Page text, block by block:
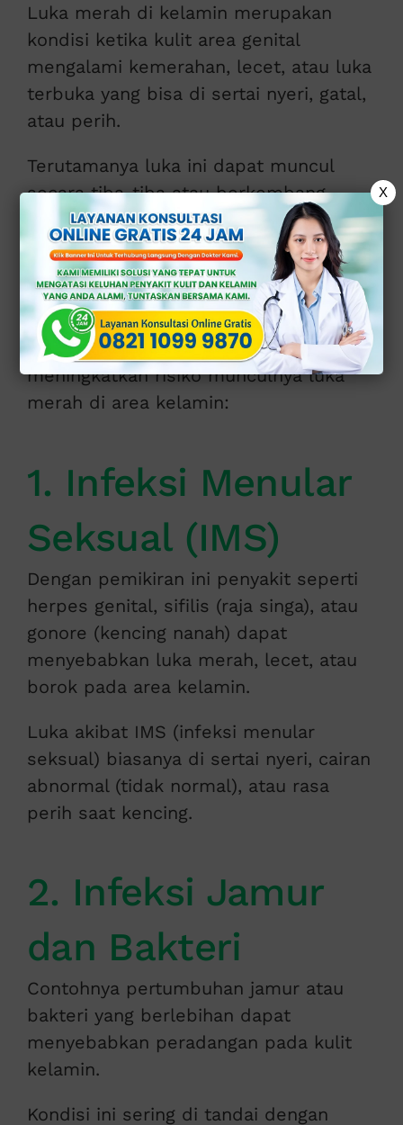
Luka merah di kelamin merupakan
kondisi ketika kulit area genital
mengalami kemerahan, lecet, atau luka
terbuka yang bisa di sertai nyeri, gatal,
atau perih.
Terutamanya luka ini dapat muncul
secara tiba-tiba atau berkembang
secara bertahap akibat berbagai faktor
risiko.
Faktor Risiko
Berikut beberapa faktor yang dapat
meningkatkan risiko munculnya luka
merah di area kelamin:
1. Infeksi Menular
Seksual (IMS)
Dengan pemikiran ini penyakit seperti
herpes genital, sifilis (raja singa), atau
gonore (kencing nanah) dapat
menyebabkan luka merah, lecet, atau
borok pada area kelamin.
Luka akibat IMS (infeksi menular
seksual) biasanya di sertai nyeri, cairan
abnormal (tidak normal), atau rasa
perih saat kencing.
2. Infeksi Jamur
dan Bakteri
Contohnya pertumbuhan jamur atau
bakteri yang berlebihan dapat
menyebabkan peradangan pada kulit
kelamin.
Kondisi ini sering di tandai dengan
X